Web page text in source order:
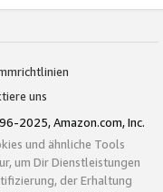
uns
2025, Amazon.com, Inc.
und ähnliche Tools
um Dir Dienstleistungen
der Erhaltung